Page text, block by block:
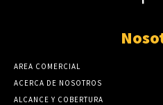
AREA COMERCIAL
ACERCA DE NOSOTROS
ALCANCE Y COBERTURA